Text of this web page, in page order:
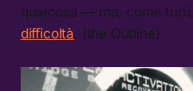
qualcosa — ma, come tutti,
difficoltà. (the Outline)